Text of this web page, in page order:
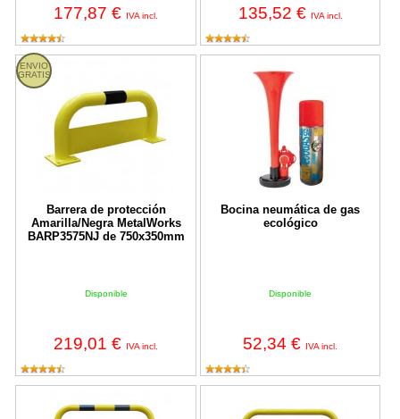
177,87 € IVA incl. 135,52 € IVA incl.
ENVIO
GRATIS
Barrera de protección
Amarilla/Negra MetalWorks
BARP3575NJ de 750x350mm
Disponible
219,01 € IVA incl.
Barrera de protección Amarilla/Negra MetalWorks BARP3575NJ
Bocina neumática de gas
ecológico
Disponible
52,34 € IVA incl.